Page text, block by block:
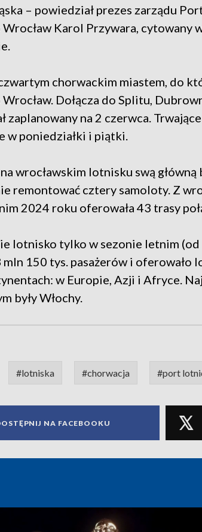
– powiedział prezes zarządu
Karol Przywara, cytowany
chorwackim miastem, do
Dołącza do Splitu,
zaplanowany na 2 czerwca.
w poniedziałki i piątki.
wrocławskim lotnisku swą
remontować cztery samoloty. Z
2024 roku oferowała 43 trasy
lotnisko tylko w sezonie letnim
mln 150 tys. pasażerów i
w Europie, Azji i Afryce.
były Włochy.
#lotniska #chorwacja #port
NA FACEBOOKU